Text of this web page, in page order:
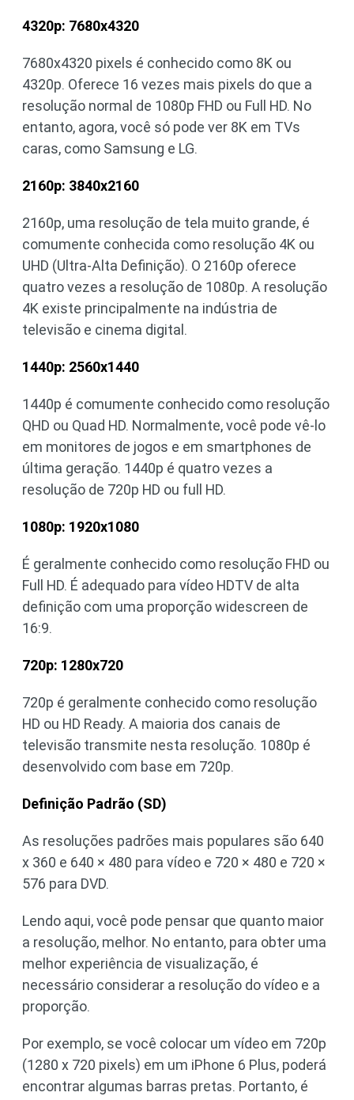
4320p: 7680x4320
7680x4320 pixels é conhecido como 8K ou
4320p. Oferece 16 vezes mais pixels do que a
resolução normal de 1080p FHD ou Full HD. No
entanto, agora, você só pode ver 8K em TVs
caras, como Samsung e LG.
2160p: 3840x2160
2160p, uma resolução de tela muito grande, é
comumente conhecida como resolução 4K ou
UHD (Ultra-Alta Definição). O 2160p oferece
quatro vezes a resolução de 1080p. A resolução
4K existe principalmente na indústria de
televisão e cinema digital.
1440p: 2560x1440
1440p é comumente conhecido como resolução
QHD ou Quad HD. Normalmente, você pode vê-lo
em monitores de jogos e em smartphones de
última geração. 1440p é quatro vezes a
resolução de 720p HD ou full HD.
1080p: 1920x1080
É geralmente conhecido como resolução FHD ou
Full HD. É adequado para vídeo HDTV de alta
definição com uma proporção widescreen de
16:9.
720p: 1280x720
720p é geralmente conhecido como resolução
HD ou HD Ready. A maioria dos canais de
televisão transmite nesta resolução. 1080p é
desenvolvido com base em 720p.
Definição Padrão (SD)
As resoluções padrões mais populares são 640
x 360 e 640 × 480 para vídeo e 720 × 480 e 720 ×
576 para DVD.
Lendo aqui, você pode pensar que quanto maior
a resolução, melhor. No entanto, para obter uma
melhor experiência de visualização, é
necessário considerar a resolução do vídeo e a
proporção.
Por exemplo, se você colocar um vídeo em 720p
(1280 x 720 pixels) em um iPhone 6 Plus, poderá
encontrar algumas barras pretas. Portanto, é